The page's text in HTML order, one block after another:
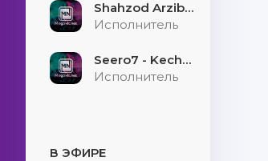
Shahzod Arzibayev - Egilmasin yigitni boshi
Исполнитель
Seero7 - Kecholmadim
Исполнитель
В ЭФИРЕ